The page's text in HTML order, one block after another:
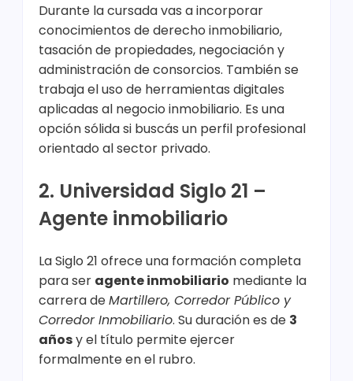
Durante la cursada vas a incorporar
conocimientos de derecho inmobiliario,
tasación de propiedades, negociación y
administración de consorcios. También se
trabaja el uso de herramientas digitales
aplicadas al negocio inmobiliario. Es una
opción sólida si buscás un perfil profesional
orientado al sector privado.
2. Universidad Siglo 21 –
Agente inmobiliario
La Siglo 21 ofrece una formación completa
para ser agente inmobiliario mediante la
carrera deMartillero, Corredor Público y
Corredor Inmobiliario. Su duración es de 3
añosy el título permite ejercer
formalmente en el rubro.